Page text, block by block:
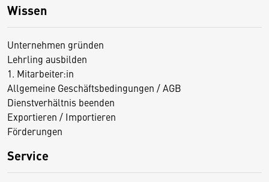
Wissen
Unternehmen gründen
Lehrling ausbilden
1. Mitarbeiter:in
Allgemeine Geschäftsbedingungen / AGB
Dienstverhältnis beenden
Exportieren / Importieren
Förderungen
Service